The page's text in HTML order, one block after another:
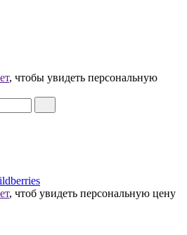
, чтобы увидеть персональную
, чтоб увидеть персональную цену